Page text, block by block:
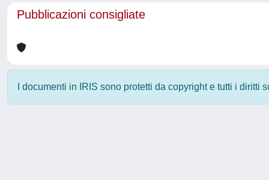
Pubblicazioni consigliate
I documenti in IRIS sono protetti da copyright e tutti i diritti